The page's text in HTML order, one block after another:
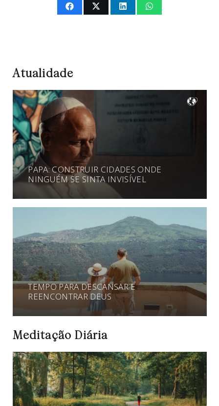
Atualidade
PAPA: CONSTRUIR CIDADES ONDE
NINGUÉM SE SINTA INVISÍVEL
TEMPO PARA DESCANSAR E
REENCONTRAR DEUS
Meditação Diária